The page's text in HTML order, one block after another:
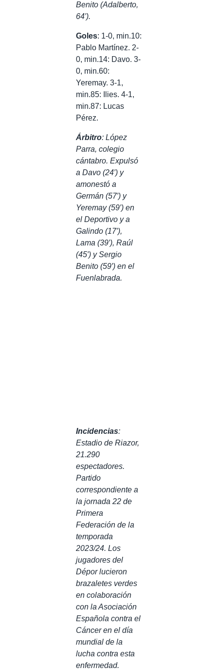
Benito (Adalberto,
64′).
Goles: 1-0, min.10:
Pablo Martínez. 2-
0, min.14: Davo. 3-
0, min.60:
Yeremay. 3-1,
min.85: Ilies. 4-1,
min.87: Lucas
Pérez.
Árbitro: López
Parra, colegio
cántabro. Expulsó
a Davo (24′) y
amonestó a
Germán (57′) y
Yeremay (59′) en
el Deportivo y a
Galindo (17′),
Lama (39′), Raúl
(45′) y Sergio
Benito (59′) en el
Fuenlabrada.
Incidencias:
Estadio de Riazor,
21.290
espectadores.
Partido
correspondiente a
la jornada 22 de
Primera
Federación de la
temporada
2023/24. Los
jugadores del
Dépor lucieron
brazaletes verdes
en colaboración
con la Asociación
Española contra el
Cáncer en el día
mundial de la
lucha contra esta
enfermedad.